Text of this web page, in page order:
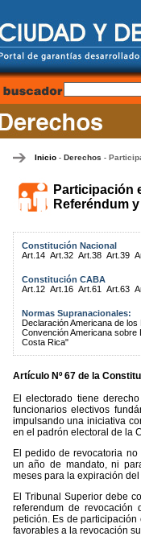
Inicio- Derechos -
Participación
Referéndum
Constitución Nacional
Art.14 Art.32 Art.38 Art.39
Constitución CABA
Art.12 Art.16 Art.61 Art.63
Normas Supranacionales:
Declaración Americana de
Convención Americana
Costa Rica"
Artículo Nº 67 de la
El electorado tiene
funcionarios electivos
impulsando una iniciativa
en el padrón electoral de la
El pedido de revocatoria
un año de mandato, ni
meses para la expiración del
El Tribunal Superior debe
referendum de
petición. Es de
favorables a la revocación